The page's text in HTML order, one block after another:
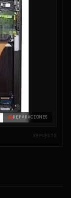
JCREPARACIONES
REPUESTO